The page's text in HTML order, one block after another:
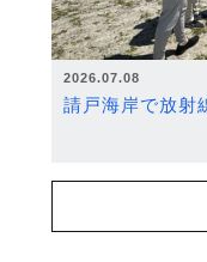
2026.07.08
請戸海岸で放射